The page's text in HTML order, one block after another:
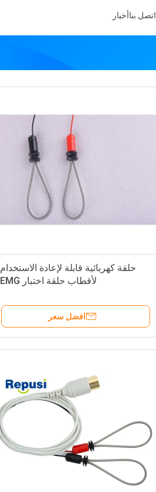
اتصل بناأخبار
حلقة كهربائية قابلة لإعادة الاستخدام
لأقطاب حلقة اختبار EMG
افضل سعر